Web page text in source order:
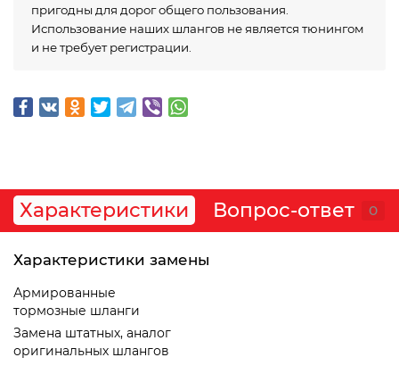
пригодны для дорог общего пользования.
Использование наших шлангов не является тюнингом
и не требует регистрации.
Характеристики Вопрос-ответ 0
Характеристики замены
Армированные
тормозные шланги
Замена штатных, аналог
оригинальных шлангов